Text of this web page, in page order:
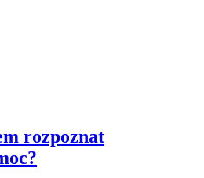
rozpoznat